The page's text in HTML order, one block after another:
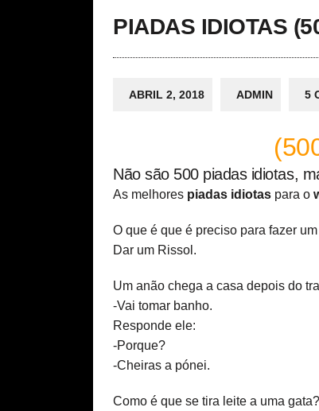
PIADAS IDIOTAS
ABRIL 2, 2018 ADMIN 5
Não são 500 piadas idiotas,
As melhores piadas idiotas para o
O que é que é preciso para fazer
Dar um Rissol.
Um anão chega a casa depois do
-Vai tomar banho.
Responde ele:
-Porque?
-Cheiras a pónei.
Como é que se tira leite a uma gata?